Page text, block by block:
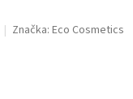
Značka:Eco Cosmetics